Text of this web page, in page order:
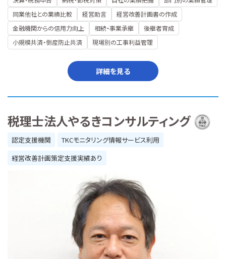
同業他社との業績比較
経営助言
経営改善計画書の作成
金融機関からの信用力向上
相続・事業承継
後継者育成
小規模共済・倒産防止共済
現場別の工事利益管理
詳細を見る
税理士法人やるきコンサルティング
認定支援機関
TKCモニタリング情報サービス利用
経営改善計画策定支援実績あり